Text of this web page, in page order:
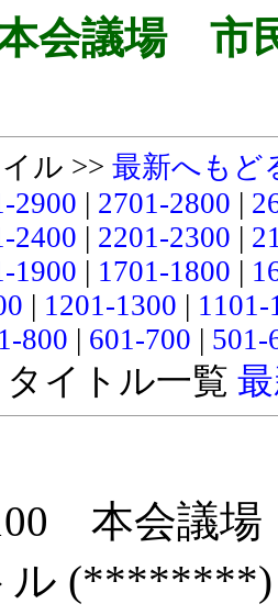
会議場 市
ル >> 最新へもど
2900 | 2701-2800 |
2400 | 2201-2300 |
1900 | 1701-1800 |
| 1201-1300 |
800 | 601-700 |
イトル一覧
本会
(********)